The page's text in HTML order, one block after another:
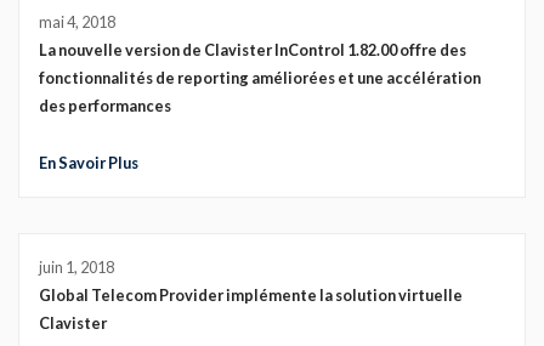
mai 4, 2018
La nouvelle version de Clavister InControl 1.82.00 offre des
fonctionnalités de reporting améliorées et une accélération
des performances
En Savoir Plus
juin 1, 2018
Global Telecom Provider implémente la solution virtuelle
Clavister